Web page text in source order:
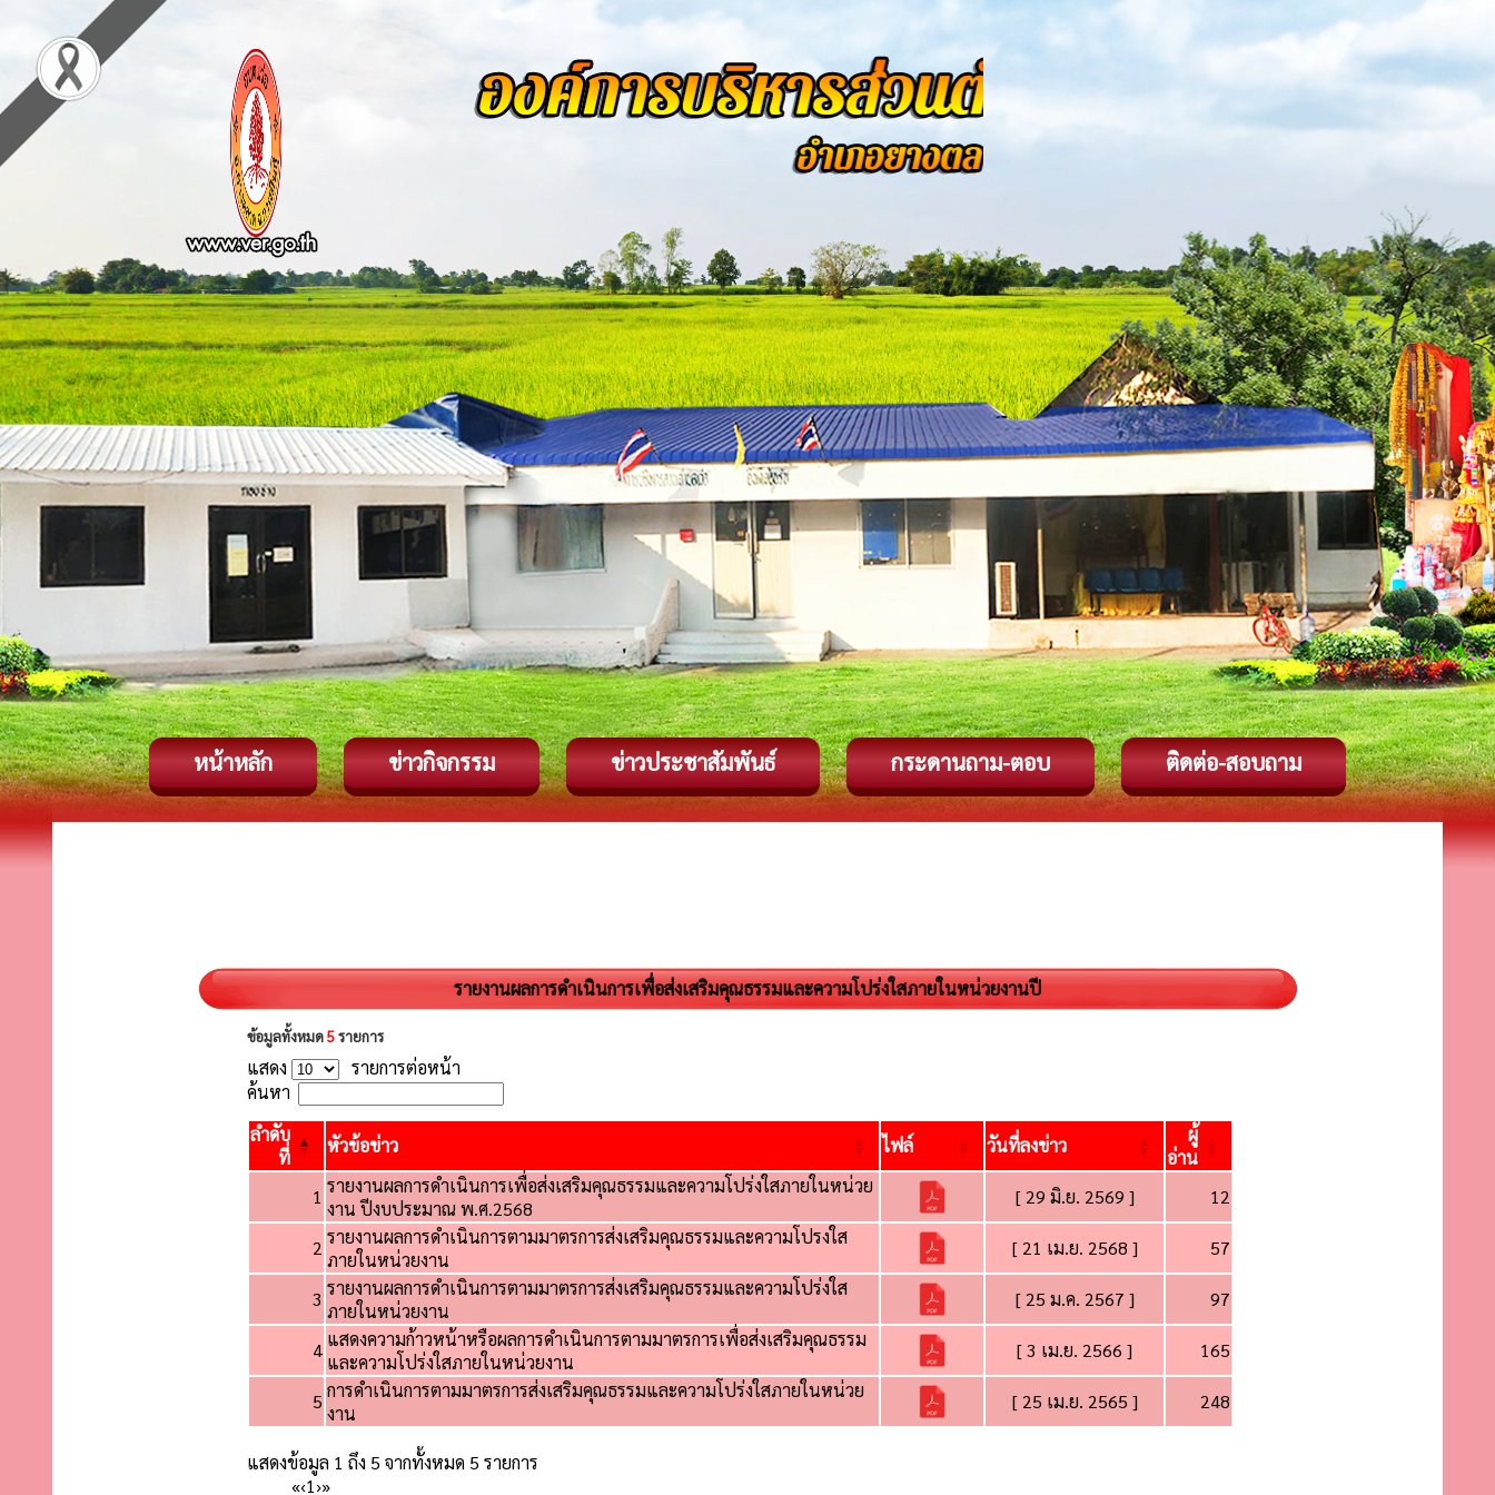
หน้าหลัก ข่าวกิจกรรม ข่าวประชาสัมพันธ์ กระดานถาม-ตอบ ติดต่อ-สอบถาม
รายงานผลการดำเนินการเพื่อส่งเสริมคุณธรรมและความโปร่งใสภายในหน่วยงานปี
ข้อมูลทั้งหมด5รายการ
แสดง
รายการต่อหน้า
ค้นหา
ลำดับ
ที่
หัวข้อข่าว ไฟล์ วันที่ลงข่าว
ผู้
อ่าน
1 รายงานผลการดำเนินการเพื่อส่งเสริมคุณธรรมและความโปร่งใสภายในหน่วย
งาน ปีงบประมาณ พ.ศ.2568
[ 29 มิ.ย. 2569 ] 12
2 รายงานผลการดำเนินการตามมาตรการส่งเสริมคุณธรรมและความโปรงใส
ภายในหน่วยงาน
[ 21 เม.ย. 2568 ] 57
3 รายงานผลการดำเนินการตามมาตรการส่งเสริมคุณธรรมและความโปร่งใส
ภายในหน่วยงาน
[ 25 ม.ค. 2567 ] 97
4 แสดงความก้าวหน้าหรือผลการดำเนินการตามมาตรการเพื่อส่งเสริมคุณธรรม
และความโปร่งใสภายในหน่วยงาน
[ 3 เม.ย. 2566 ] 165
5 การดำเนินการตามมาตรการส่งเสริมคุณธรรมและความโปร่งใสภายในหน่วย
งาน
[ 25 เม.ย. 2565 ] 248
แสดงข้อมูล 1 ถึง 5 จากทั้งหมด 5 รายการ
«‹1›»